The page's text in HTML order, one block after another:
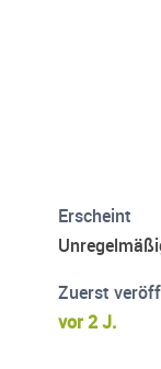
Joga, Yoga
Erscheint
Zuerst
vor 2 J.